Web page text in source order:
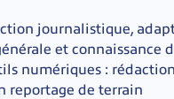
journalistique,
et connaissance
numériques :
reportage de terrain